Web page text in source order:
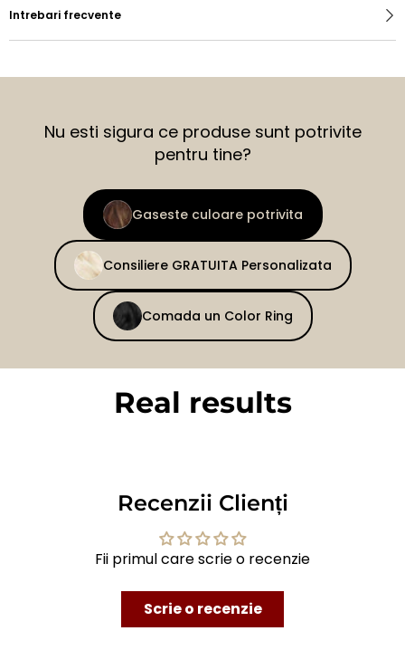
Intrebari frecvente
Nu esti sigura ce produse sunt potrivite
pentru tine?
Gaseste culoare potrivita
Consiliere GRATUITA Personalizata
Comada un Color Ring
Real results
Recenzii Clienți
Fii primul care scrie o recenzie
Scrie o recenzie